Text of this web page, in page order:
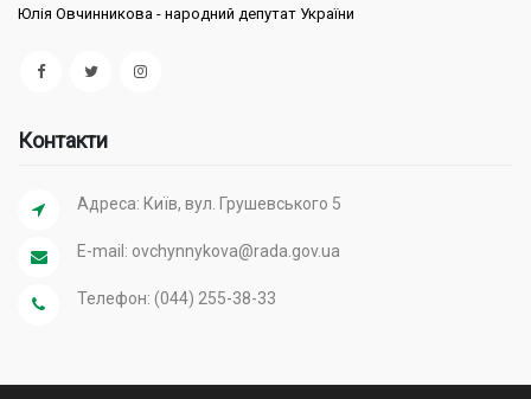
Юлія Овчинникова - народний депутат України
Контакти
Адреса: Київ, вул. Грушевського 5
E-mail: ovchynnykova@rada.gov.ua
Телефон: (044) 255-38-33